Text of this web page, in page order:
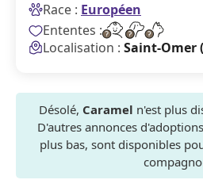
Race : Européen
Ententes :
Localisation : Saint-Omer
Désolé, Caramel n'est plus
D'autres annonces d'adoptions
plus bas, sont disponibles